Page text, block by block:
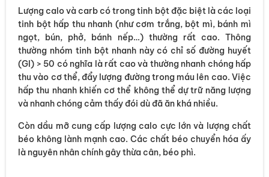
Lượng calo và carb có trong tinh bột đặc biệt là các loại
tinh bột hấp thu nhanh (như cơm trắng, bột mì, bánh mì
ngọt, bún, phở, bánh nếp…) thường rất cao. Thông
thường nhóm tinh bột nhanh này có chỉ số đường huyết
(GI) > 50 có nghĩa là rất cao và thường nhanh chóng hấp
thu vào cơ thể, đẩy lượng đường trong máu lên cao. Việc
hấp thu nhanh khiến cơ thể không thể dự trữ năng lượng
và nhanh chóng cảm thấy đói dù đã ăn khá nhiều.
Còn dầu mỡ cung cấp lượng calo cực lớn và lượng chất
béo không lành mạnh cao. Các chất béo chuyển hóa ấy
là nguyên nhân chính gây thừa cân, béo phì.